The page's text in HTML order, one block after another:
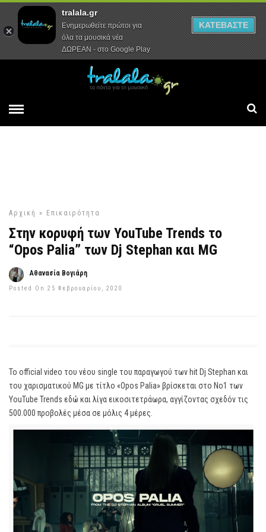
Αρχική Συνεντεύξεις Ρεπορτάζ
Αρχική » Επικαιρότητα
Στην κορυφή των YouTube Trends το
“Opos Palia” των Dj Stephan και MG
Αθανασία Βογιάρη
Posted On 25 Φεβρουαρίου, 2020
Το official video του νέου single του παραγωγού των hit Dj Stephan και
του χαρισματικού MG με τίτλο «Opos Palia» βρίσκεται στο Νο1 των
YouTube Trends εδώ και λίγα εικοσιτετράωρα, αγγίζοντας σχεδόν τις
500.000 προβολές μέσα σε μόλις 4 μέρες.
tralala.gr
Ενημερωθείτε πρώτοι για
όλα τα μουσικά νέα
ΔΩΡΕΑΝ - στο Google Play
ΚΑΤΕΒΑΣΤΕ